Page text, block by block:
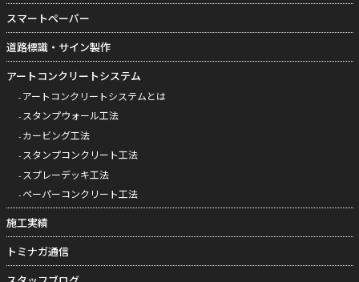
スマートペーパー
道路標識・サイン製作
アートコンクリートシステム
アートコンクリートシステムとは
スタンプウォール工法
カービング工法
スタンプコンクリート工法
スプレーデッキ工法
ペーパーコンクリート工法
施工実績
トミナガ通信